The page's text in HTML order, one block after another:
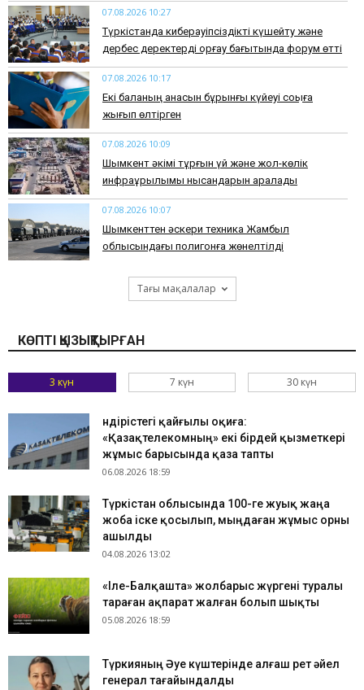
07.08.2026 10:27
Түркістанда киберқауіпсіздікті күшейту және
дербес деректерді қорғау бағытында форум өтті
07.08.2026 10:17
Екі баланың анасын бұрынғы күйеуі соққыға
жығып өлтірген
07.08.2026 10:09
Шымкент әкімі тұрғын үй және жол-көлік
инфрақұрылымы нысандарын аралады
07.08.2026 10:07
​Шымкенттен әскери техника Жамбыл
облысындағы полигонға жөнелтілді
Тағы мақалалар
КӨПТІ ҚЫЗЫҚТЫРҒАН
3 күн 7 күн 30 күн
Өндірістегі қайғылы оқиға:
«Қазақтелекомның» екі бірдей қызметкері
жұмыс барысында қаза тапты
06.08.2026 18:59
Түркістан облысында 100-ге жуық жаңа
жоба іске қосылып, мыңдаған жұмыс орны
ашылды
04.08.2026 13:02
«Іле-Балқашта» жолбарыс жүргені туралы
тараған ақпарат жалған болып шықты
05.08.2026 18:59
Түркияның Әуе күштерінде алғаш рет әйел
генерал тағайындалды